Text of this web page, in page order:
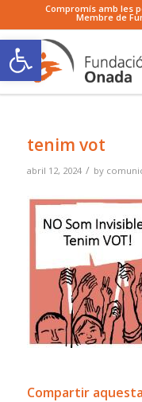
Obre la barra d'eines
Compromís amb les
Membre de
tenim vot
abril 12, 2024 / by
Compartir